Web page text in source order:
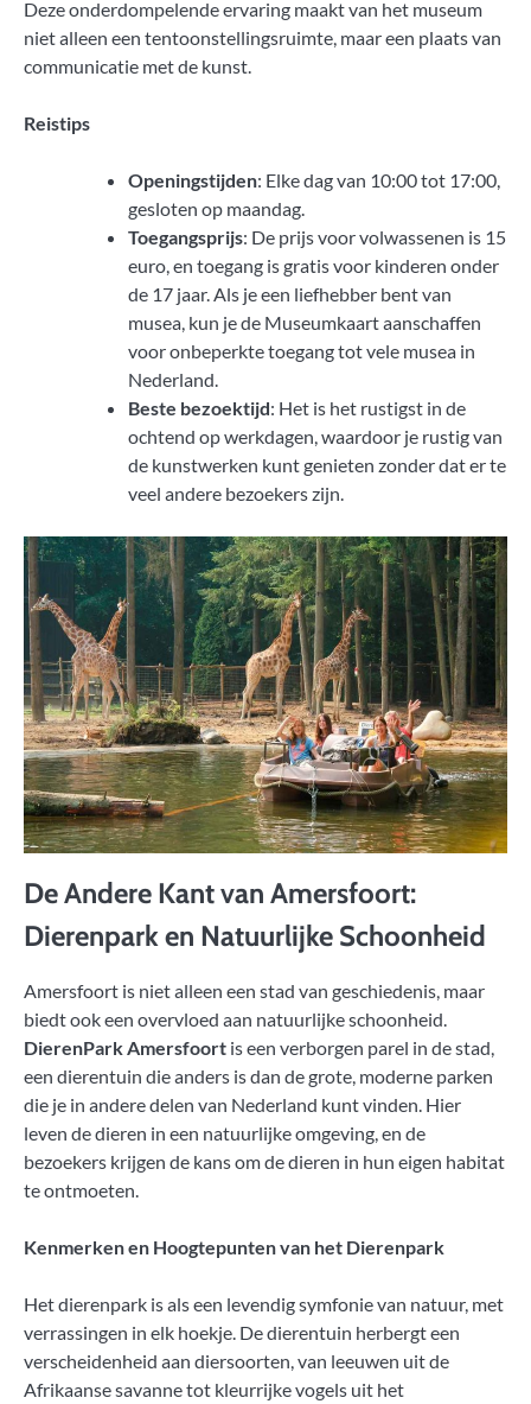
Deze onderdompelende ervaring maakt van het museum
niet alleen een tentoonstellingsruimte, maar een plaats van
communicatie met de kunst.
Reistips
Openingstijden: Elke dag van 10:00 tot 17:00,
gesloten op maandag.
Toegangsprijs: De prijs voor volwassenen is 15
euro, en toegang is gratis voor kinderen onder
de 17 jaar. Als je een liefhebber bent van
musea, kun je de Museumkaart aanschaffen
voor onbeperkte toegang tot vele musea in
Nederland.
Beste bezoektijd: Het is het rustigst in de
ochtend op werkdagen, waardoor je rustig van
de kunstwerken kunt genieten zonder dat er te
veel andere bezoekers zijn.
De Andere Kant van Amersfoort:
Dierenpark en Natuurlijke Schoonheid
Amersfoort is niet alleen een stad van geschiedenis, maar
biedt ook een overvloed aan natuurlijke schoonheid.
DierenPark Amersfoort is een verborgen parel in de stad,
een dierentuin die anders is dan de grote, moderne parken
die je in andere delen van Nederland kunt vinden. Hier
leven de dieren in een natuurlijke omgeving, en de
bezoekers krijgen de kans om de dieren in hun eigen habitat
te ontmoeten.
Kenmerken en Hoogtepunten van het Dierenpark
Het dierenpark is als een levendig symfonie van natuur, met
verrassingen in elk hoekje. De dierentuin herbergt een
verscheidenheid aan diersoorten, van leeuwen uit de
Afrikaanse savanne tot kleurrijke vogels uit het